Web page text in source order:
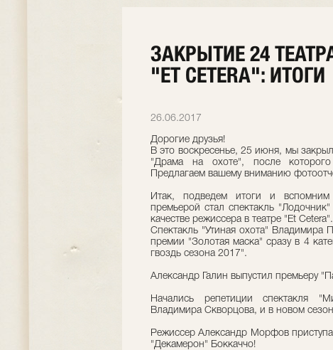
ЗАКРЫТИЕ 24
"ET CETERA": ИТОГИ
26.06.2017
Дорогие друзья!
В это воскресенье, 25 июня, мы
"Драма на охоте", после которого
Предлагаем вашему вниманию
Итак, подведем итоги и
премьерой стал спектакль
качестве режиссера в театре "Et Cetera".
Спектакль "Утиная охота" Владимира
премии "Золотая маска" сразу в 4
гвоздь сезона 2017".
Александр Галин выпустил премьеру
Начались репетиции спектакля
Владимира Скворцова, и в новом
Режиссер Александр Морфов
"Декамерон" Боккаччо!